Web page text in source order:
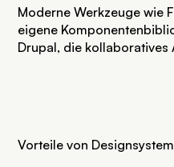
Moderne Werkzeuge wie
eigene
Drupal, die kollaboratives
Vorteile von